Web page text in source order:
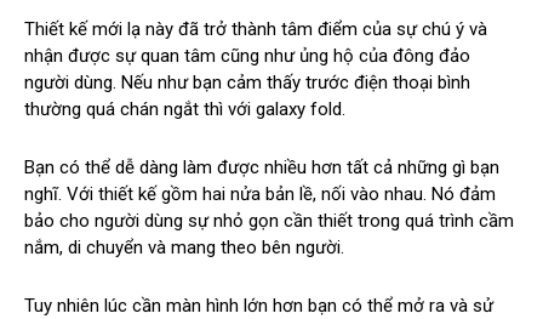
Thiết kế mới lạ này đã trở thành tâm điểm của sự chú ý và
nhận được sự quan tâm cũng như ủng hộ của đông đảo
người dùng. Nếu như bạn cảm thấy trước điện thoại bình
thường quá chán ngắt thì với galaxy fold.
Bạn có thể dễ dàng làm được nhiều hơn tất cả những gì bạn
nghĩ. Với thiết kế gồm hai nửa bản lề, nối vào nhau. Nó đảm
bảo cho người dùng sự nhỏ gọn cần thiết trong quá trình cầm
nắm, di chuyển và mang theo bên người.
Tuy nhiên lúc cần màn hình lớn hơn bạn có thể mở ra và sử